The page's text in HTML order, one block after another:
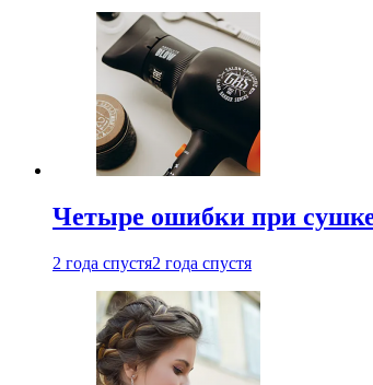
Четыре ошибки при
2 года спустя2 года спустя